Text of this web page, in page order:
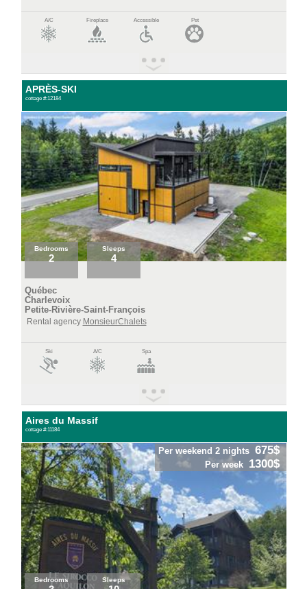
A/C Fireplace Accessible Pet
APRÈS-SKI
cottage #:12184
Bedrooms
2
Sleeps
4
Québec
Charlevoix
Petite-Rivière-Saint-François
Rental agency MonsieurChalets
Ski A/C Spa
Aires du Massif
cottage #:11184
Per weekend 2 nights 675$
Per week 1300$
Bedrooms Sleeps